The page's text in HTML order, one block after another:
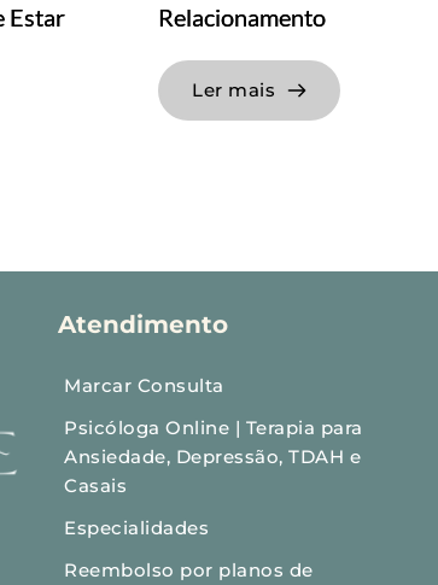
Estar
Relacionamento
Ler mais
Atendimento
Marcar Consulta
Psicóloga Online | Terapia para
Ansiedade, Depressão, TDAH e
Casais
Especialidades
Reembolso por planos de